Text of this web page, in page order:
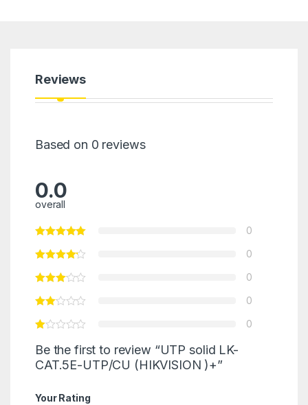
Reviews
Based on 0 reviews
0.0
overall
0
0
0
0
0
Be the first to review “UTP solid LK-
CAT.5E-UTP/CU (HIKVISION )+”
Your Rating